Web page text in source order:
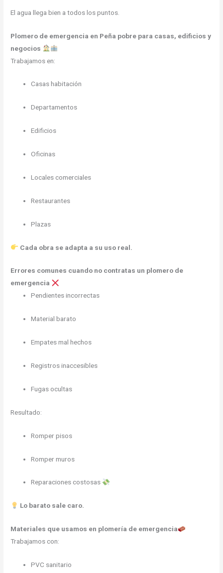
El agua llega bien a todos los puntos.
Plomero de emergencia en Peña pobre para casas, edificios y
negocios
Trabajamos en:
Casas habitación
Departamentos
Edificios
Oficinas
Locales comerciales
Restaurantes
Plazas
Cada obra se adapta a su uso real.
Errores comunes cuando no contratas un plomero de
emergencia
Pendientes incorrectas
Material barato
Empates mal hechos
Registros inaccesibles
Fugas ocultas
Resultado:
Romper pisos
Romper muros
Reparaciones costosas
Lo barato sale caro.
Materiales que usamos en plomería de emergencia
Trabajamos con:
PVC sanitario